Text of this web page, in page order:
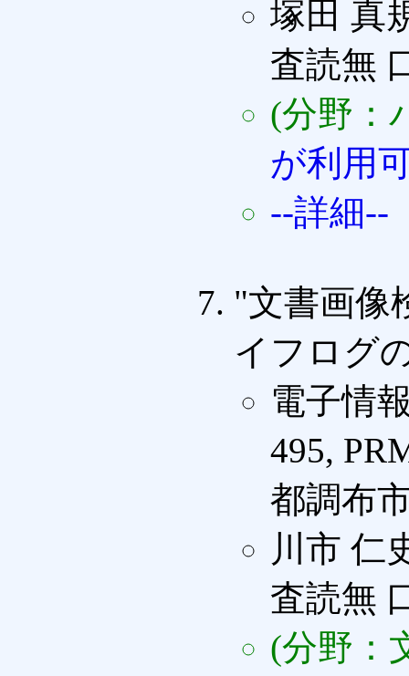
塚田 真
査読無
(分野：
が利用
--詳細--
"文書画像
イフログ
電子情
495,
都調布
川市 仁
査読無
(分野：